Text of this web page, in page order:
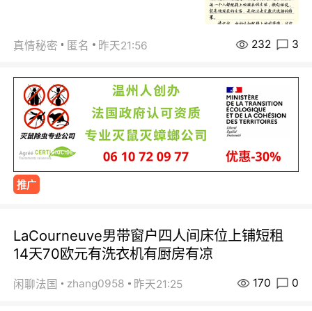
真情秘密 匿名 昨天21:56 232 3
推广
LaCourneuve男带窗户四人间床位上铺短租
14天70欧元有洗衣机有厨房有凉
闲聊法国 zhang0958 昨天21:25 170 0